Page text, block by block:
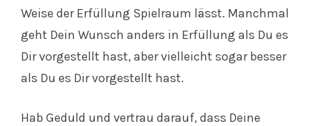
Weise der Erfüllung Spielraum lässt. Manchmal
geht Dein Wunsch anders in Erfüllung als Du es
Dir vorgestellt hast, aber vielleicht sogar besser
als Du es Dir vorgestellt hast.
Hab Geduld und vertrau darauf, dass Deine